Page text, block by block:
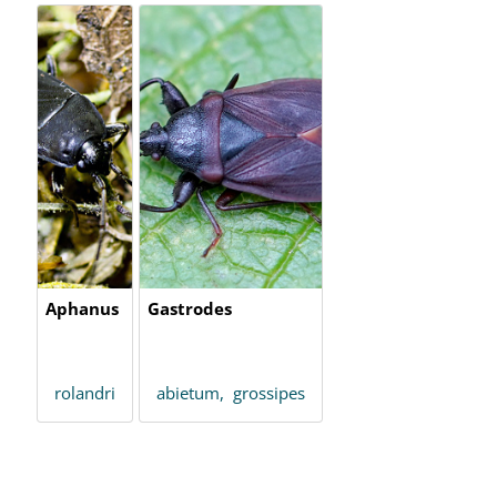
Aphanus
rolandri
Gastrodes
abietum, grossipes